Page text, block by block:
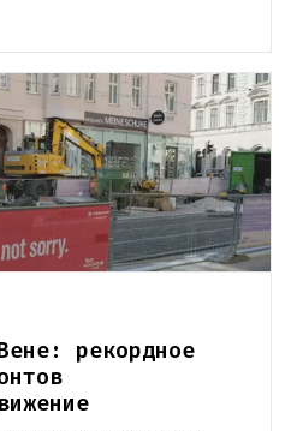
рекордное